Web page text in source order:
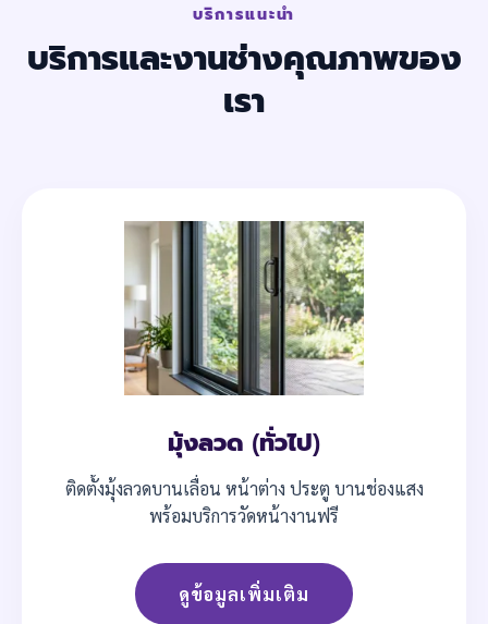
บริการแนะนำ
บริการและงานช่างคุณภาพของ
เรา
มุ้งลวด (ทั่วไป)
ติดตั้งมุ้งลวดบานเลื่อน หน้าต่าง ประตู บานช่องแสง
พร้อมบริการวัดหน้างานฟรี
ดูข้อมูลเพิ่มเติม